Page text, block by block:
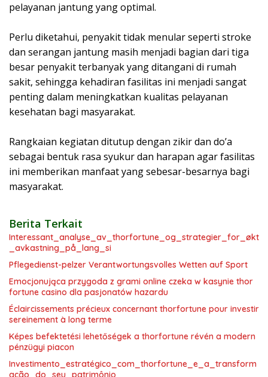
pelayanan jantung yang optimal.
Perlu diketahui, penyakit tidak menular seperti stroke
dan serangan jantung masih menjadi bagian dari tiga
besar penyakit terbanyak yang ditangani di rumah
sakit, sehingga kehadiran fasilitas ini menjadi sangat
penting dalam meningkatkan kualitas pelayanan
kesehatan bagi masyarakat.
Rangkaian kegiatan ditutup dengan zikir dan do’a
sebagai bentuk rasa syukur dan harapan agar fasilitas
ini memberikan manfaat yang sebesar-besarnya bagi
masyarakat.
Berita Terkait
Interessant_analyse_av_thorfortune_og_strategier_for_økt
_avkastning_på_lang_si
Pflegedienst-pelzer Verantwortungsvolles Wetten auf Sport
Emocjonująca przygoda z grami online czeka w kasynie thor
fortune casino dla pasjonatów hazardu
Éclaircissements précieux concernant thorfortune pour investir
sereinement à long terme
Képes befektetési lehetőségek a thorfortune révén a modern
pénzügyi piacon
Investimento_estratégico_com_thorfortune_e_a_transform
ação_do_seu_patrimônio